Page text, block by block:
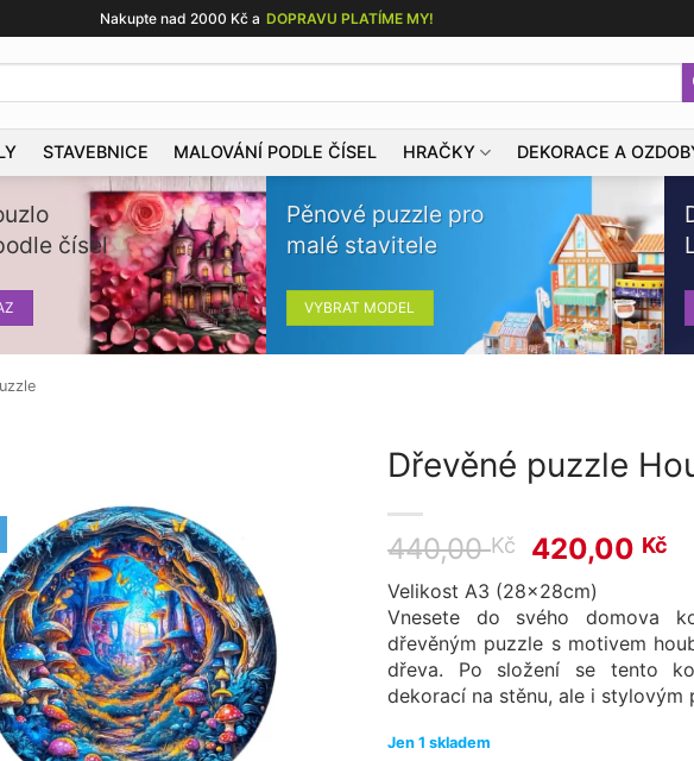
Nakupte nad 2000 Kč a DOPRAVU PLATÍME MY!
STAVEBNICE MALOVÁNÍ PODLE ČÍSEL HRAČKY DEKORACE A
čísel
Pěnové puzzle pro
malé stavitele
VYBRAT MODEL
Dřevěné puzzle
440,00Kč
Původní
cena
byla:
440,00 Kč.
420,00 Kč
Velikost A3 (28x28cm)
Vnesete do svého domova
dřevěným puzzle s motivem
dřeva. Po složení se tento
dekorací na stěnu, ale i
Jen 1 skladem